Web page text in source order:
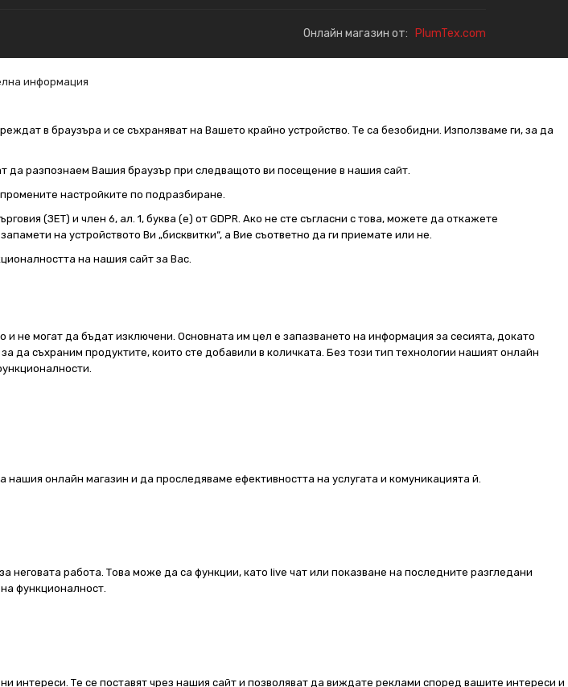
Онлайн магазин от: PlumTex.com
информация
в браузъра и се съхраняват на Вашето крайно устройство. Те са безобидни. Използваме ги, за да
да разпознаем Вашия браузър при следващото ви посещение в нашия сайт.
настройките по подразбиране.
(ЗЕТ) и член 6, ал. 1, буква (е) от GDPR. Ако не сте съгласни с това, можете да откажете
на устройството Ви „бисквитки“, а Вие съответно да ги приемате или не.
на нашия сайт за Вас.
могат да бъдат изключени. Основната им цел е запазването на информация за сесията, докато
да съхраним продуктите, които сте добавили в количката. Без този тип технологии нашият онлайн
онлайн магазин и да проследяваме ефективността на услугата и комуникацията й.
неговата работа. Това може да са функции, като live чат или показване на последните разгледани
функционалност.
интереси. Те се поставят чрез нашия сайт и позволяват да виждате реклами според вашите интереси и